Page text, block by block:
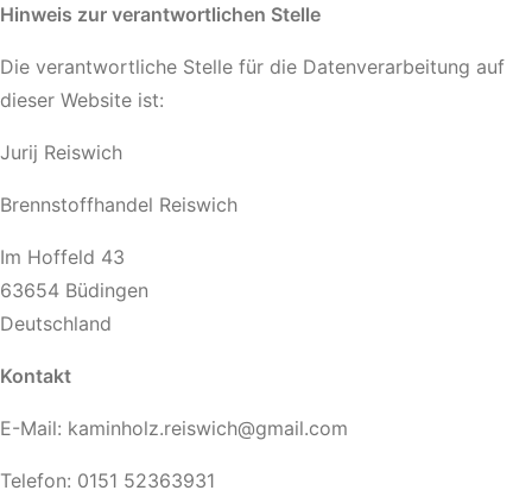
Hinweis zur verantwortlichen Stelle
Die verantwortliche Stelle für die Datenverarbeitung auf
dieser Website ist:
Jurij Reiswich
Brennstoffhandel Reiswich
Im Hoffeld 43
63654 Büdingen
Deutschland
Kontakt
E-Mail: kaminholz.reiswich@gmail.com
Telefon: 0151 52363931